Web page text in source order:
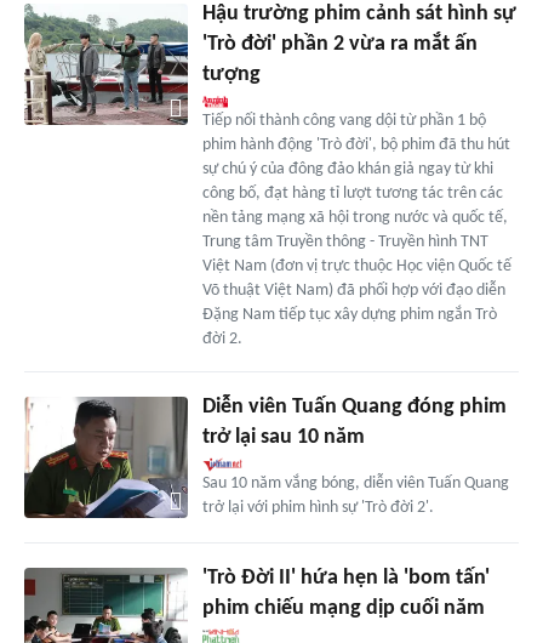
Hậu trường phim cảnh sát hình sự
'Trò đời' phần 2 vừa ra mắt ấn
tượng
Tiếp nối thành công vang dội từ phần 1 bộ
phim hành động 'Trò đời', bộ phim đã thu hút
sự chú ý của đông đảo khán giả ngay từ khi
công bố, đạt hàng tỉ lượt tương tác trên các
nền tảng mạng xã hội trong nước và quốc tế,
Trung tâm Truyền thông - Truyền hình TNT
Việt Nam (đơn vị trực thuộc Học viện Quốc tế
Võ thuật Việt Nam) đã phối hợp với đạo diễn
Đặng Nam tiếp tục xây dựng phim ngắn Trò
đời 2.
Diễn viên Tuấn Quang đóng phim
trở lại sau 10 năm
Sau 10 năm vắng bóng, diễn viên Tuấn Quang
trở lại với phim hình sự 'Trò đời 2'.
'Trò Đời II' hứa hẹn là 'bom tấn'
phim chiếu mạng dịp cuối năm